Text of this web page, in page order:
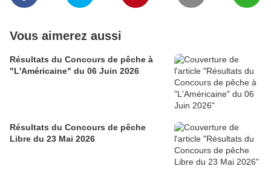
Vous aimerez aussi
Résultats du Concours de pêche à
"L'Américaine" du 06 Juin 2026
Résultats du Concours de pêche
Libre du 23 Mai 2026